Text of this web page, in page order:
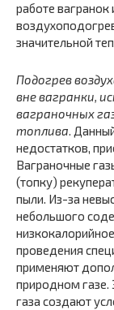
работе вагранок
значительной
Подогрев
вне вагранки,
ваграночных
топлива.
недостатков,
Ваграночные
(топку)
пыли. Из-за
небольшого
проведения
применяют
природном газе.
газа создают